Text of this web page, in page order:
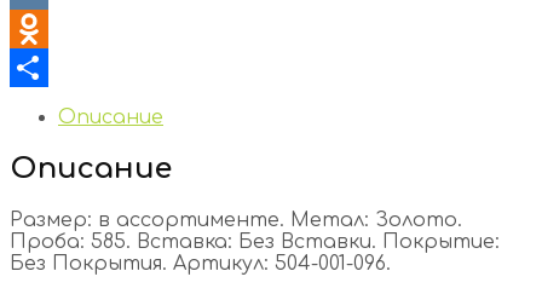
VK
Odnoklassniki
Отправить
Описание
Описание
Размер: в ассортименте. Метал: Золото.
Проба: 585. Вставка: Без Вставки. Покрытие:
Без Покрытия. Артикул: 504-001-096.